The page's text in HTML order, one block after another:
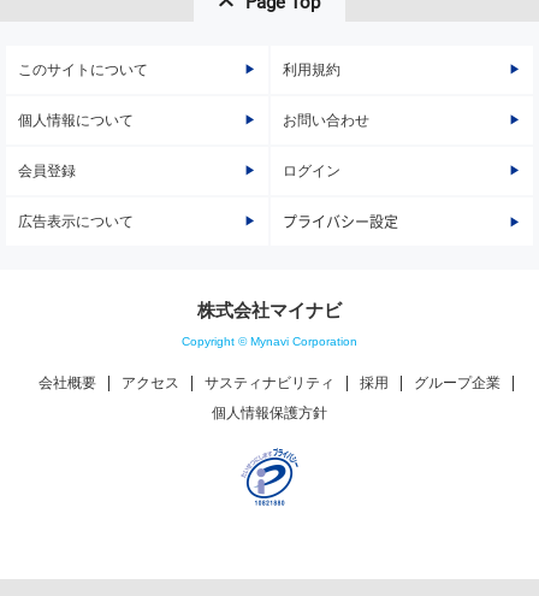
このサイトについて 利用規約
個人情報について お問い合わせ
会員登録 ログイン
広告表示について プライバシー設定
株式会社マイナビ
Copyright © Mynavi Corporation
会社概要 アクセス サスティナビリティ 採用
グループ企業
個人情報保護方針